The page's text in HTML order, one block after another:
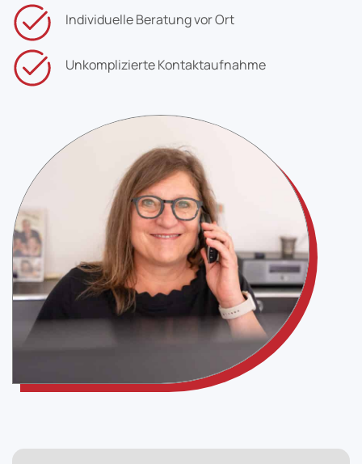
Individuelle Beratung vor Ort
Unkomplizierte Kontaktaufnahme